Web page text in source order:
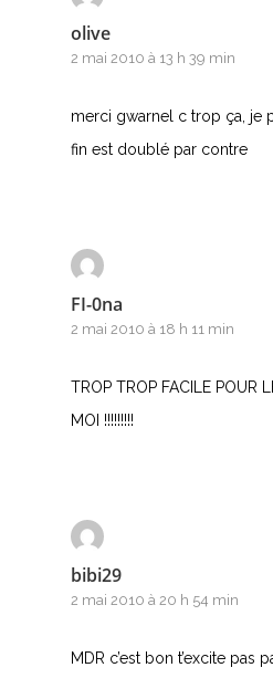
olive
2 mai 2010 à 13 h 39 min
merci gwarnel c trop ça, je
fin est doublé par contre
FI-0na
2 mai 2010 à 18 h 11 min
TROP TROP FACILE POUR
MOI !!!!!!!!!
bibi29
2 mai 2010 à 20 h 54 min
MDR c’est bon t’excite pas